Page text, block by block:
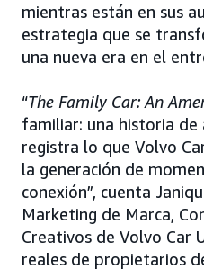
mientras están en sus
estrategia que se
una nueva era en el
“The Family Car: An
familiar: una historia de
registra lo que Volvo
la generación de
conexión”, cuenta
Marketing de Marca,
Creativos de Volvo Car
reales de propietarios